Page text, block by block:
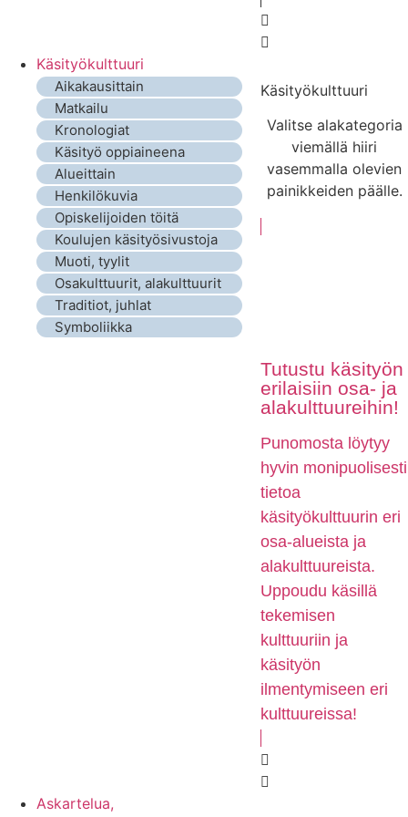
Käsityökulttuuri
Aikakausittain
Matkailu
Kronologiat
Käsityö oppiaineena
Alueittain
Henkilökuvia
Opiskelijoiden töitä
Koulujen käsityösivustoja
Muoti, tyylit
Osakulttuurit, alakulttuurit
Traditiot, juhlat
Symboliikka
Käsityökulttuuri
Valitse alakategoria
viemällä hiiri
vasemmalla olevien
painikkeiden päälle.
Tutustu käsityön
erilaisiin osa- ja
alakulttuureihin!
Punomosta löytyy
hyvin monipuolisesti
tietoa
käsityökulttuurin eri
osa-alueista ja
alakulttuureista.
Uppoudu käsillä
tekemisen
kulttuuriin ja
käsityön
ilmentymiseen eri
kulttuureissa!
Askartelua,